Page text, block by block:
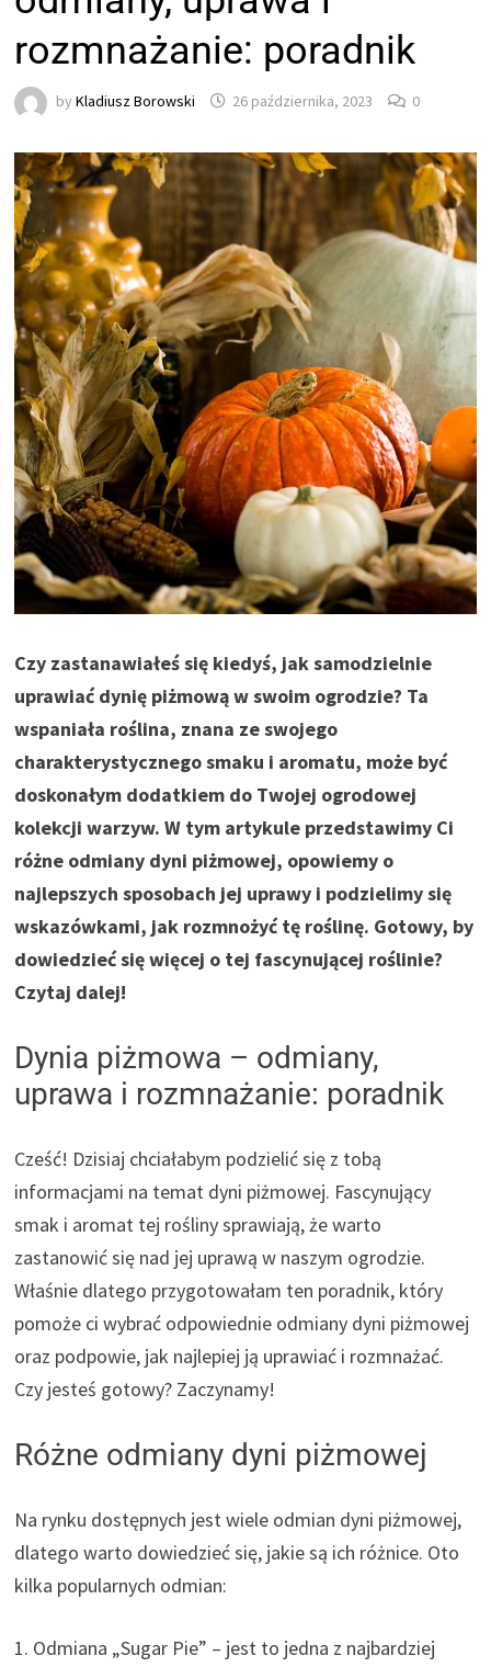
rozmnażanie: poradnik
byKladiusz Borowski 26 października, 2023 0
Czy zastanawiałeś się kiedyś, jak samodzielnie
uprawiać dynię piżmową w swoim ogrodzie? Ta
wspaniała roślina, znana ze swojego
charakterystycznego smaku i aromatu, może być
doskonałym dodatkiem do Twojej ogrodowej
kolekcji warzyw. W tym artykule przedstawimy Ci
różne odmiany dyni piżmowej, opowiemy o
najlepszych sposobach jej uprawy i podzielimy się
wskazówkami, jak rozmnożyć tę roślinę. Gotowy, by
dowiedzieć się więcej o tej fascynującej roślinie?
Czytaj dalej!
Dynia piżmowa – odmiany,
uprawa i rozmnażanie: poradnik
Cześć! Dzisiaj chciałabym podzielić się z tobą
informacjami na temat dyni piżmowej. Fascynujący
smak i aromat tej rośliny sprawiają, że warto
zastanowić się nad jej uprawą w naszym ogrodzie.
Właśnie dlatego przygotowałam ten poradnik, który
pomoże ci wybrać odpowiednie odmiany dyni piżmowej
oraz podpowie, jak najlepiej ją uprawiać i rozmnażać.
Czy jesteś gotowy? Zaczynamy!
Różne odmiany dyni piżmowej
Na rynku dostępnych jest wiele odmian dyni piżmowej,
dlatego warto dowiedzieć się, jakie są ich różnice. Oto
kilka popularnych odmian:
1. Odmiana „Sugar Pie” – jest to jedna z najbardziej